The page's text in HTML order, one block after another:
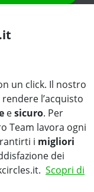
un click. Il nostro
l’acquisto
esicuro. Per
Team lavora ogni
i migliori
dei
Scopri di